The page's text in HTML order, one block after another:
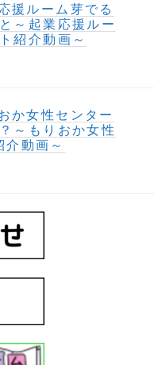
ルーム芽でる
～起業応援ルー
紹介動画～
女性センター
～もりおか女性
介動画～